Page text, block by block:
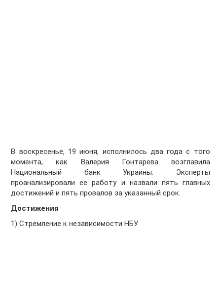
В воскресенье, 19 июня, исполнилось два года с того
момента, как Валерия Гонтарева возглавила
Национальный банк Украины. Эксперты
проанализировали ее работу и назвали пять главных
достижений и пять провалов за указанный срок.
Достижения
1) Стремление к независимости НБУ